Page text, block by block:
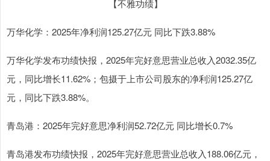
【不雅功绩】
万华化学：2025年净利润125.27亿元 同比下跌3.88%
万华化学发布功绩快报，2025年完好意思营业总收入2032.35亿
元，同比增长11.62%；包摄于上市公司股东的净利润125.27亿
元，同比下跌3.88%。
青岛港：2025年完好意思净利润52.72亿元 同比增长0.7%
青岛港发布功绩快报，2025年完好意思营业总收入188.06亿元，